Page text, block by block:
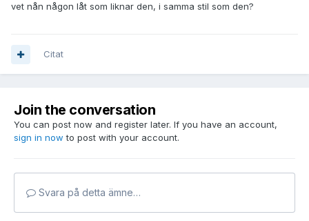
vet nån någon låt som liknar den, i samma stil som den?
Citat
Join the conversation
You can post now and register later. If you have an account,
sign in now to post with your account.
Svara på detta ämne…